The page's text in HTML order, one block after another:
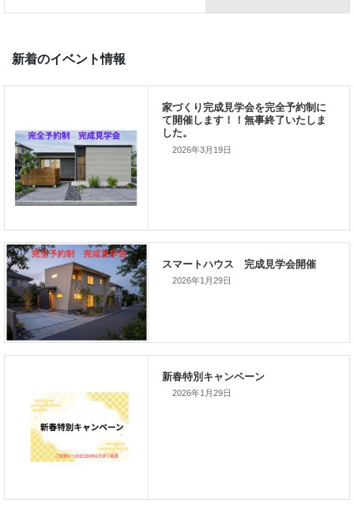
家づくりこぼれ話！
新着のイベント情報
家づくり完成見学会を完全予約制
て開催します！！無事終了いたし
した。
2026年3月19日
2026年1月29日
2026年1月29日